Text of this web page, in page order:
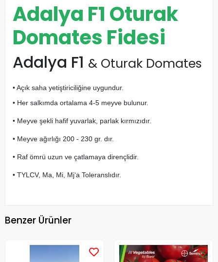
Adalya F1 Oturak
Domates Fidesi
Adalya F1 & Oturak Domates
• Açık saha yetiştiriciliğine uygundur.
• Her salkımda ortalama 4-5 meyve bulunur.
• Meyve şekli hafif yuvarlak, parlak kırmızıdır.
• Meyve ağırlığı 200 - 230 gr. dır.
• Raf ömrü uzun ve çatlamaya dirençlidir.
• TYLCV, Ma, Mi, Mj‘a Toleranslıdır.
Benzer Ürünler